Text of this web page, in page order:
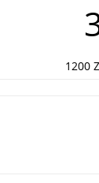
1200